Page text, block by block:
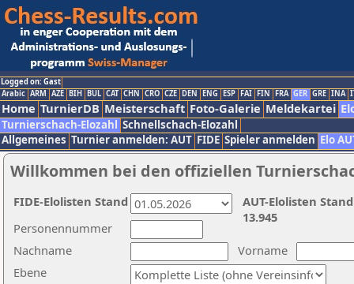
Logged on: Gast
Arabic ARM AZE BIH BUL CAT CHN CRO CZE DEN ENG ESP FAI FIN FRA GER GRE INA
Home TurnierDB Meisterschaft Foto-Galerie Meldekartei
Turnierschach-Elozahl Schnellschach-Elozahl
Allgemeines Turnier anmelden: AUT FIDE Spieler anmelden Elo
Willkommen bei den offiziellen
Nachname
Vorname
Ebene
Personennummer
AUT-Elolisten
13.945
FIDE-Elolisten Stand